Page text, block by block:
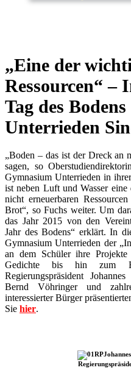
„Eine der
Ressourcen“ –
Tag des
Unterrieden
„Boden – das ist der Dreck an
sagen, so
Gymnasium Unterrieden in
ist neben Luft und Wasser
nicht erneuerbaren
Brot“, so Fuchs weiter. Um
das Jahr 2015 von den
Jahr des Bodens“ erklärt. In
Gymnasium Unterrieden der
an dem Schüler ihre
Gedichte bis hin zum
Regierungspräsident
Bernd Vöhringer und
interessierter Bürger
Sie hier.